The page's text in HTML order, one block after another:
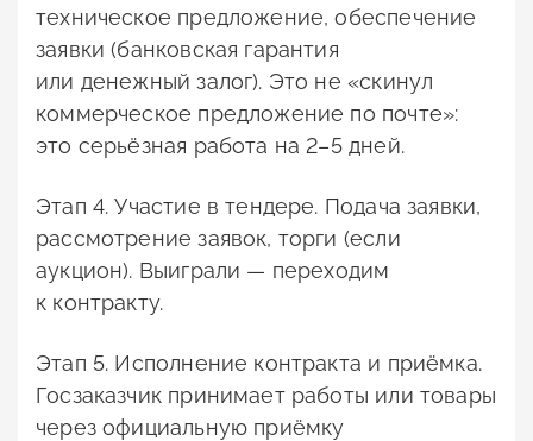
техническое предложение, обеспечение
заявки (банковская гарантия
или денежный залог). Это не «скинул
коммерческое предложение по почте»:
это серьёзная работа на 2–5 дней.
Этап 4. Участие в тендере. Подача заявки,
рассмотрение заявок, торги (если
аукцион). Выиграли — переходим
к контракту.
Этап 5. Исполнение контракта и приёмка.
Госзаказчик принимает работы или товары
через официальную приёмку